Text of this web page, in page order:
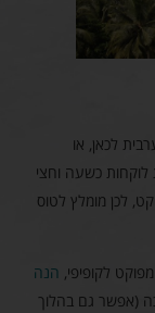
לכאן, או
כשעה וחצי
לכן מומלץ לטוס
לקופיפי, הנה
(אפשר גם בהלוך